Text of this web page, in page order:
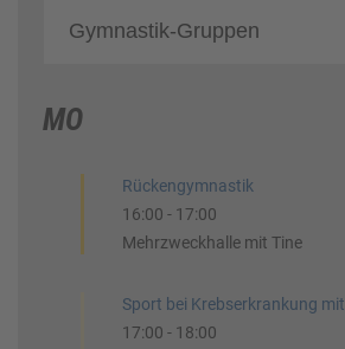
MO
Rückengymnastik
16:00 - 17:00
Mehrzweckhalle mit Tine
Sport bei Krebserkrankung
17:00 - 18:00